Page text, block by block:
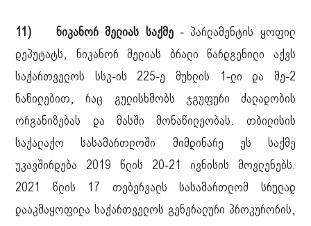
11) ნიკანორ მელიას საქმე - პარლამენტის ყოფილ
დეპუტატს, ნიკანორ მელიას ბრალი წარდგენილი აქვს
საქართველოს სსკ-ის 225-ე მუხლის 1-ლი და მე-2
ნაწილებით, რაც გულისხმობს ჯგუფური ძალადობის
ორგანიზებას და მასში მონაწილეობას. თბილისის
საქალაქო სასამართლოში მიმდინარე ეს საქმე
უკავშირდება 2019 წლის 20-21 ივნისის მოვლენებს.
2021 წლის 17 თებერვალს სასამართლომ სრულად
დააკმაყოფილა საქართველოს გენერალური პროკურორის,